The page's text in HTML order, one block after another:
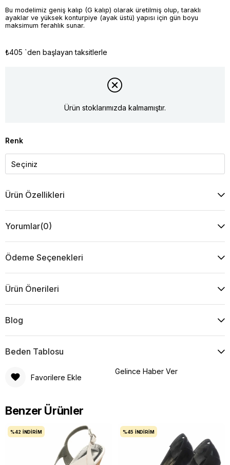
Bu modelimiz geniş kalıp (G kalıp) olarak üretilmiş olup, taraklı
ayaklar ve yüksek konturpiye (ayak üstü) yapısı için gün boyu
maksimum ferahlık sunar.
₺405 `den başlayan taksitlerle
Ürün stoklarımızda kalmamıştır.
Renk
Ürün Özellikleri
Yorumlar(0)
Ödeme Seçenekleri
Ürün Önerileri
Blog
Beden Tablosu
Favorilere Ekle
Gelince Haber Ver
Benzer Ürünler
%42 İNDIRIM %45 İNDIRIM